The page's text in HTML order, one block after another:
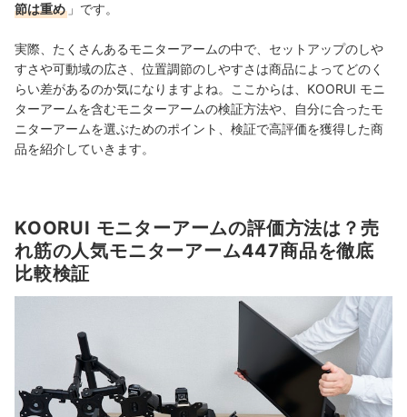
節は重め 」です。
実際、たくさんあるモニターアームの中で、セットアップのしや
すさや可動域の広さ、位置調節のしやすさは商品によってどのく
らい差があるのか気になりますよね。ここからは、KOORUI モニ
ターアームを含むモニターアームの検証方法や、自分に合ったモ
ニターアームを選ぶためのポイント、検証で高評価を獲得した商
品を紹介していきます。
KOORUI モニターアームの評価方法は？売
れ筋の人気モニターアーム447商品を徹底
比較検証